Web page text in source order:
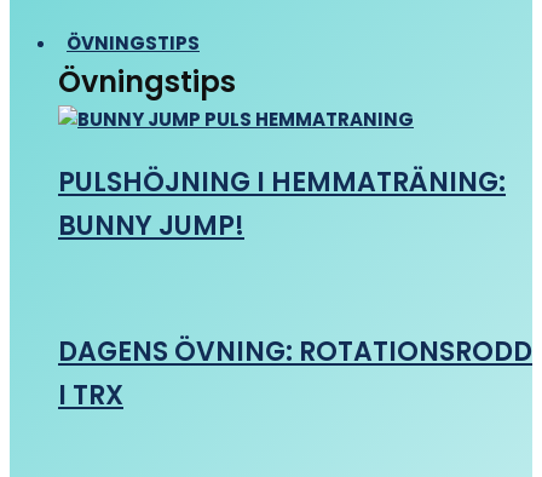
ÖVNINGSTIPS
Övningstips
PULSHÖJNING I HEMMATRÄNING:
BUNNY JUMP!
DAGENS ÖVNING: ROTATIONSRODD
I TRX